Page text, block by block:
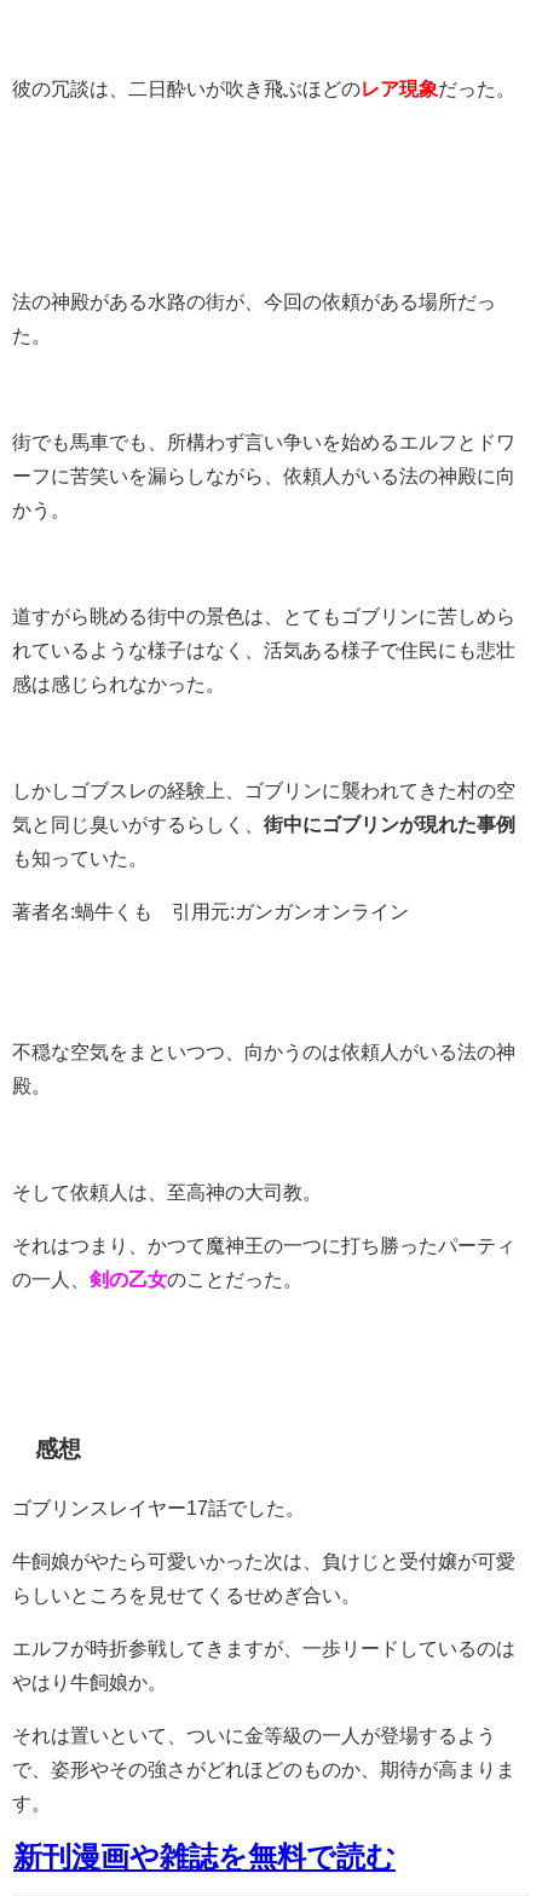
彼の冗談は、二日酔いが吹き飛ぶほどのレア現象だった。
法の神殿がある水路の街が、今回の依頼がある場所だっ
た。
街でも馬車でも、所構わず言い争いを始めるエルフとドワ
ーフに苦笑いを漏らしながら、依頼人がいる法の神殿に向
かう。
道すがら眺める街中の景色は、とてもゴブリンに苦しめら
れているような様子はなく、活気ある様子で住民にも悲壮
感は感じられなかった。
しかしゴブスレの経験上、ゴブリンに襲われてきた村の空
気と同じ臭いがするらしく、 街中にゴブリンが現れた事例
も知っていた。
著者名:蝸牛くも 引用元:ガンガンオンライン
不穏な空気をまといつつ、向かうのは依頼人がいる法の神
殿。
そして依頼人は、至高神の大司教。
それはつまり、かつて魔神王の一つに打ち勝ったパーティ
の一人、 剣の乙女のことだった。
感想
ゴブリンスレイヤー17話でした。
牛飼娘がやたら可愛いかった次は、負けじと受付嬢が可愛
らしいところを見せてくるせめぎ合い。
エルフが時折参戦してきますが、一歩リードしているのは
やはり牛飼娘か。
それは置いといて、ついに金等級の一人が登場するよう
で、姿形やその強さがどれほどのものか、期待が高まりま
す。
新刊漫画や雑誌を無料で読む